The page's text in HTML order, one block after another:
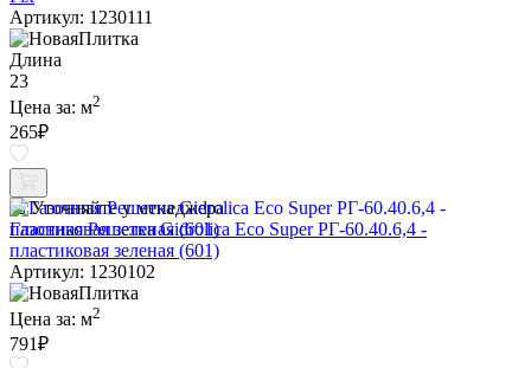
Артикул: 1230111
Длина
23
Цена за: м2
265₽
Уточняйте у менеджера
Газонная Решетка Gidrolica Eco Super РГ-60.40.6,4 -
пластиковая зеленая (601)
Артикул: 1230102
Цена за: м2
791₽